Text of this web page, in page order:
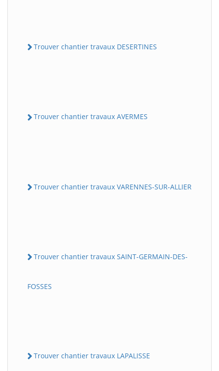
Trouver chantier travaux DESERTINES
Trouver chantier travaux AVERMES
Trouver chantier travaux VARENNES-SUR-ALLIER
Trouver chantier travaux SAINT-GERMAIN-DES-
FOSSES
Trouver chantier travaux LAPALISSE